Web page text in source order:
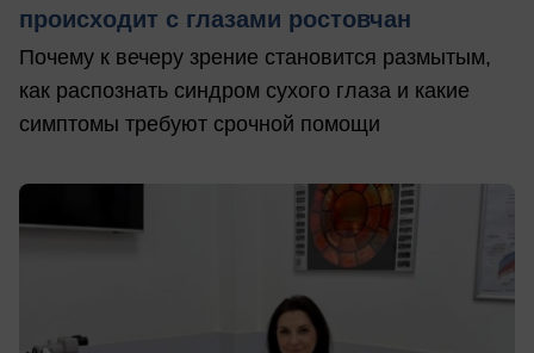
происходит с глазами ростовчан
Почему к вечеру зрение становится размытым,
как распознать синдром сухого глаза и какие
симптомы требуют срочной помощи